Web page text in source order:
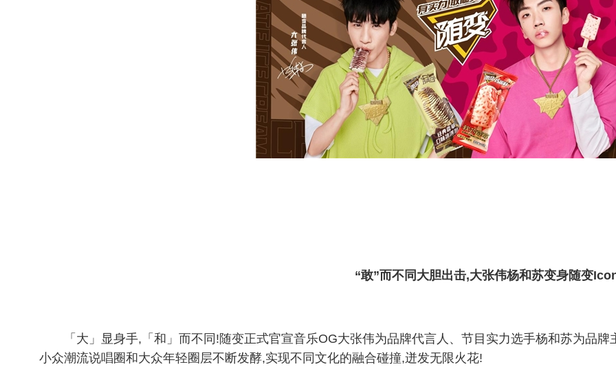
“敢”而不同大胆出击,大张伟杨和苏变身随变
「大」显身手,「和」而不同!随变正式官宣音乐OG大张伟为品牌代言人、节目实力选手杨和苏为品
小众潮流说唱圈和大众年轻圈层不断发酵,实现不同文化的融合碰撞,迸发无限火花!